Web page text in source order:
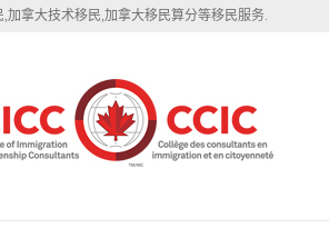
加拿大技术移民,加拿大移民算分等移民服务.